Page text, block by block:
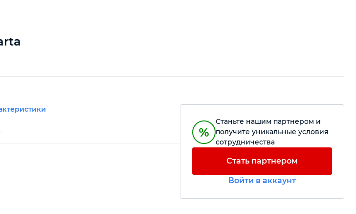
Станьте нашим партнером и
получите уникальные условия
сотрудничества
Стать партнером
Войти в аккаунт